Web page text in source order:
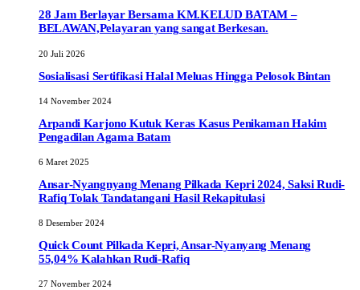
28 Jam Berlayar Bersama KM.KELUD BATAM –
BELAWAN,Pelayaran yang sangat Berkesan.
20 Juli 2026
Sosialisasi Sertifikasi Halal Meluas Hingga Pelosok Bintan
14 November 2024
Arpandi Karjono Kutuk Keras Kasus Penikaman Hakim
Pengadilan Agama Batam
6 Maret 2025
Ansar-Nyangnyang Menang Pilkada Kepri 2024, Saksi Rudi-
Rafiq Tolak Tandatangani Hasil Rekapitulasi
8 Desember 2024
Quick Count Pilkada Kepri, Ansar-Nyanyang Menang
55,04% Kalahkan Rudi-Rafiq
27 November 2024